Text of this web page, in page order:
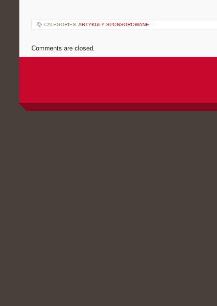
CATEGORIES: ARTYKUŁY SPONSOROWANE
Comments are closed.